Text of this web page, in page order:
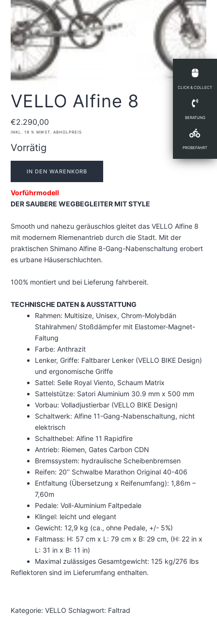
CLICK & COLLECT
BERATUNG
PROBEFAHRT
VELLO Alfine 8
€2.290,00
INKL. 19 % MWST. ABHOLPREIS
Vorrätig
VELLO
Alfine
8
IN DEN WARENKORB
Vorführmodell
DER SAUBERE WEGBEGLEITER MIT STYLE
Smooth und nahezu geräuschlos gleitet das VELLO Alfine 8
mit modernem Riemenantrieb durch die Stadt. Mit der
praktischen Shimano Alfine 8-Gang-Nabenschaltung erobert
es urbane Häuserschluchten.
100% montiert und bei Lieferung fahrbereit.
TECHNISCHE DATEN & AUSSTATTUNG
Rahmen: Multisize, Unisex, Chrom-Molybdän
Stahlrahmen/ Stoßdämpfer mit Elastomer-Magnet-
Faltung
Farbe: Anthrazit
Lenker, Griffe: Faltbarer Lenker (VELLO BIKE Design)
und ergonomische Griffe
Sattel: Selle Royal Viento, Schaum Matrix
Sattelstütze: Satori Aluminium 30.9 mm x 500 mm
Vorbau: Volladjustierbar (VELLO BIKE Design)
Schaltwerk: Alfine 11-Gang-Nabenschaltung, nicht
elektrisch
Schalthebel: Alfine 11 Rapidfire
Antrieb: Riemen, Gates Carbon CDN
Bremssystem: hydraulische Scheibenbremsen
Reifen: 20’’ Schwalbe Marathon Original 40-406
Entfaltung (Übersetzung x Reifenumfang): 1,86m –
7,60m
Pedale: Voll-Aluminium Faltpedale
Klingel: leicht und elegant
Gewicht: 12,9 kg (ca., ohne Pedale, +/- 5%)
Faltmass: H: 57 cm x L: 79 cm x B: 29 cm, (H: 22 in x
L: 31 in x B: 11 in)
Maximal zulässiges Gesamtgewicht: 125 kg/276 lbs
Reflektoren sind im Lieferumfang enthalten.
Kategorie:VELLO Schlagwort: Faltrad